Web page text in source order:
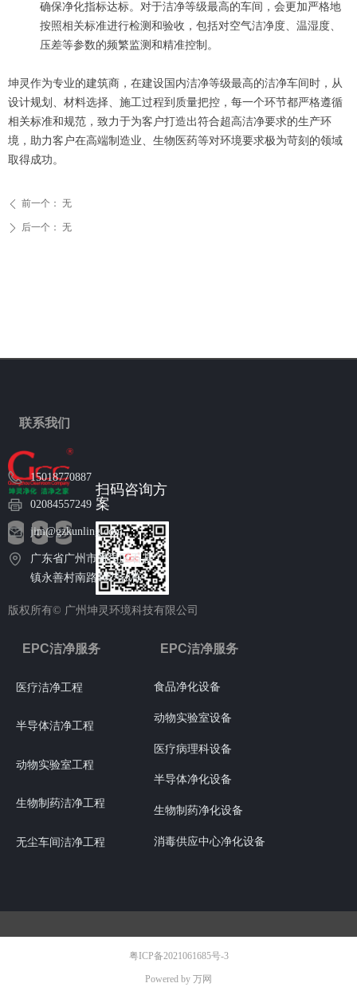
确保净化指标达标。对于洁净等级最高的车间，会更加严格地
按照相关标准进行检测和验收，包括对空气洁净度、温湿度、
压差等参数的频繁监测和精准控制。
坤灵作为专业的建筑商，在建设国内洁净等级最高的洁净车间时，从
设计规划、材料选择、施工过程到质量把控，每一个环节都严格遵循
相关标准和规范，致力于为客户打造出符合超高洁净要求的生产环
境，助力客户在高端制造业、生物医药等对环境要求极为苛刻的领域
取得成功。
ꄴ 前一个： 无
ꄲ 后一个： 无
版权所有© 广州坤灵环境科技有限公司
扫码咨询方
案
EPC洁净服务
医疗洁净工程
半导体洁净工程
动物实验室工程
生物制药洁净工程
无尘车间洁净工程
食品净化设备
动物实验室设备
医疗病理科设备
半导体净化设备
生物制药净化设备
消毒供应中心净化设备
EPC洁净服务
15018770887
02084557249
jim@gzkunling.com
广东省广州市番禺区石碁
镇永善村南路102号6栋
联系我们
粤ICP备2021061685号-3
Powered by 万网